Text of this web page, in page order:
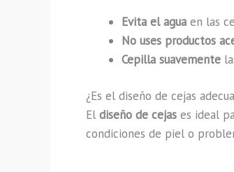
Evita el agua en las
No uses productos
Cepilla suavemente
¿Es el diseño de cejas
El diseño de cejas es ideal
condiciones de piel o